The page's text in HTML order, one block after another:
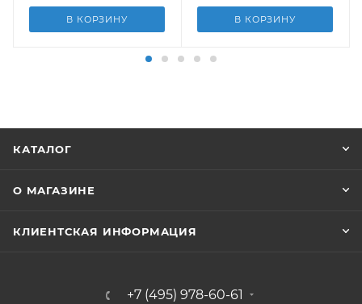
В КОРЗИНУ В КОРЗИНУ
КАТАЛОГ
О МАГАЗИНЕ
КЛИЕНТСКАЯ ИНФОРМАЦИЯ
+7 (495) 978-60-61